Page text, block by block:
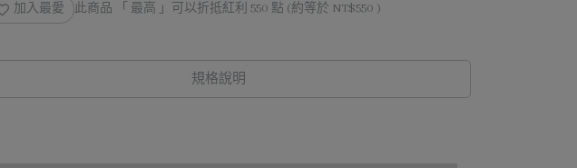
加入最愛 此商品 「 最高 」可以折抵紅利 550 點 (約等於 NT$550 )
規格說明